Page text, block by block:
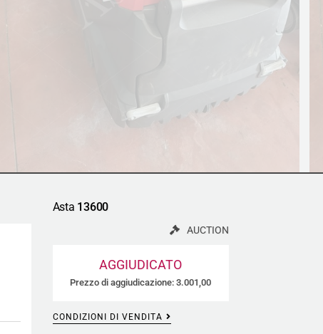
Asta 13600
AUCTION
AGGIUDICATO
Prezzo di aggiudicazione: 3.001,00
CONDIZIONI DI VENDITA